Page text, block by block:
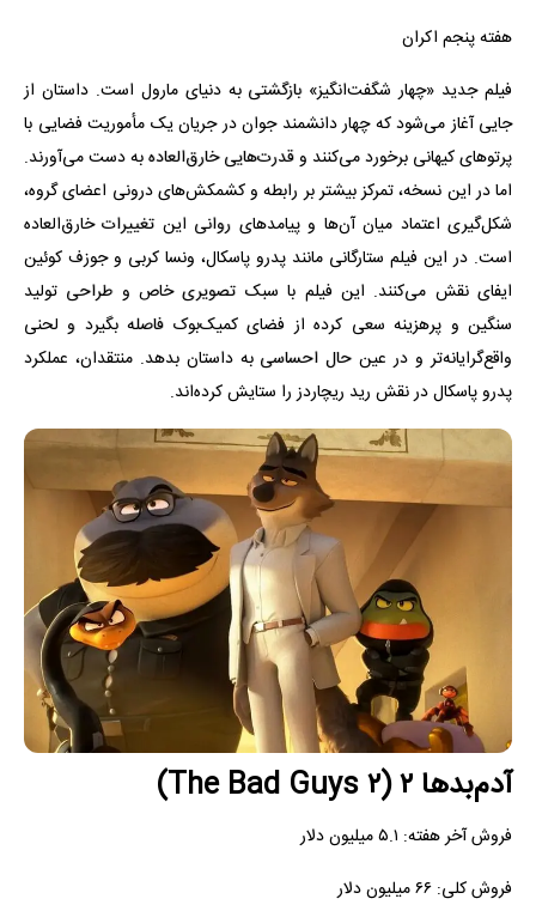
هفته پنجم اکران
فیلم جدید «چهار شگفت‌انگیز» بازگشتی به دنیای مارول است. داستان از
جایی آغاز می‌شود که چهار دانشمند جوان در جریان یک مأموریت فضایی با
پرتوهای کیهانی برخورد می‌کنند و قدرت‌هایی خارق‌العاده به دست می‌آورند.
اما در این نسخه، تمرکز بیشتر بر رابطه و کشمکش‌های درونی اعضای گروه،
شکل‌گیری اعتماد میان آن‌ها و پیامدهای روانی این تغییرات خارق‌العاده
است. در این فیلم ستارگانی مانند پدرو پاسکال، ونسا کربی و جوزف کوئین
ایفای نقش می‌کنند. این فیلم با سبک تصویری خاص و طراحی تولید
سنگین و پرهزینه سعی کرده از فضای کمیک‌بوک فاصله بگیرد و لحنی
واقع‌گرایانه‌تر و در عین حال احساسی به داستان بدهد. منتقدان، عملکرد
پدرو پاسکال در نقش رید ریچاردز را ستایش کرده‌اند.
آدم‌بدها ۲ (The Bad Guys ۲)
فروش آخر هفته: ۵.۱ میلیون دلار
فروش کلی: ۶۶ میلیون دلار